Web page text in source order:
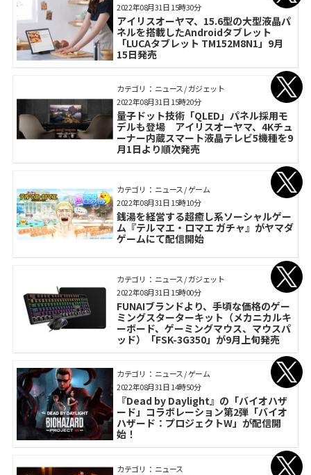
アイリスオーヤマ、15.6型の大型液晶パ
ネルを搭載したAndroidタブレット
「LUCAタブレット TM152M8N1」9月
15日発売
2022年08月31日 15時30分
カテゴリ： ニュース / ガジェット
量子ドット技術「QLED」パネル採用モ
デルも登場 アイリスオーヤマ、4Kチュ
ーナー内蔵スマート液晶テレビ5機種を9
月1日より順次発売
2022年08月31日 15時20分
カテゴリ： ニュース / ゲーム
銭湯を経営する超癒し系ソーシャルゲー
ム『テルマエ・ロマエ ガチャ』がヤマダ
ゲームにて配信開始
2022年08月31日 15時10分
カテゴリ： ニュース / ガジェット
FUNAIブランドより、手頃な価格のゲー
ミングスターターキット（メカニカルキ
ーボード、ゲーミングマウス、マウスパ
ッド）「FSK-3G350」が9月上旬発売
2022年08月31日 15時00分
カテゴリ： ニュース / ゲーム
『Dead by Daylight』の「バイオハザ
ード」コラボレーション第2弾「バイオ
ハザード：プロジェクトW」が配信開
始！
2022年08月31日 14時50分
カテゴリ： ニュース